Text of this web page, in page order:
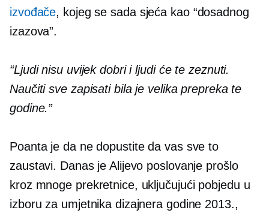
izvođače, kojeg se sada sjeća kao “dosadnog
izazova”.
“Ljudi nisu uvijek dobri i ljudi će te zeznuti.
Naučiti sve zapisati bila je velika prepreka te
godine.”
Poanta je da ne dopustite da vas sve to
zaustavi. Danas je Alijevo poslovanje prošlo
kroz mnoge prekretnice, uključujući pobjedu u
izboru za umjetnika dizajnera godine 2013.,